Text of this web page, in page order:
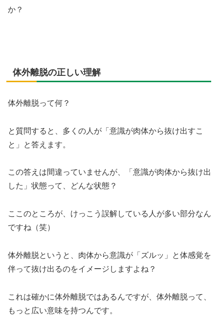
か？
体外離脱の正しい理解
体外離脱って何？
と質問すると、多くの人が「意識が肉体から抜け出すこ
と」と答えます。
この答えは間違っていませんが、「意識が肉体から抜け出
した」状態って、どんな状態？
ここのところが、けっこう誤解している人が多い部分なん
ですね（笑）
体外離脱というと、肉体から意識が「ズルッ」と体感覚を
伴って抜け出るのをイメージしますよね？
これは確かに体外離脱ではあるんですが、体外離脱って、
もっと広い意味を持つんです。